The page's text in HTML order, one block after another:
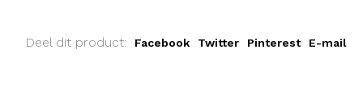
Deel dit product: Facebook Twitter Pinterest E-mail